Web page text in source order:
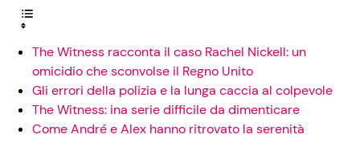
The Witness racconta il caso Rachel Nickell: un
omicidio che sconvolse il Regno Unito
Gli errori della polizia e la lunga caccia al colpevole
The Witness: ina serie difficile da dimenticare
Come André e Alex hanno ritrovato la serenità